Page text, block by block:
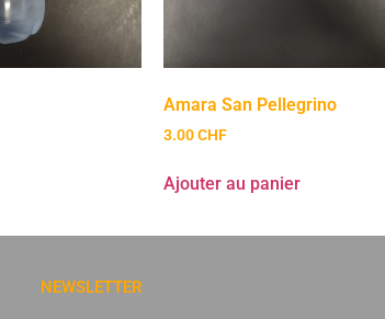
Amara San Pellegrino
3.00CHF
Ajouter au panier
NEWSLETTER